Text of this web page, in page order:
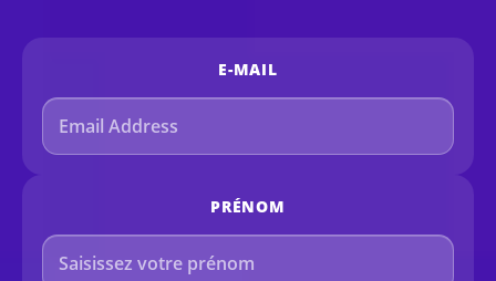
E-MAIL
PRÉNOM